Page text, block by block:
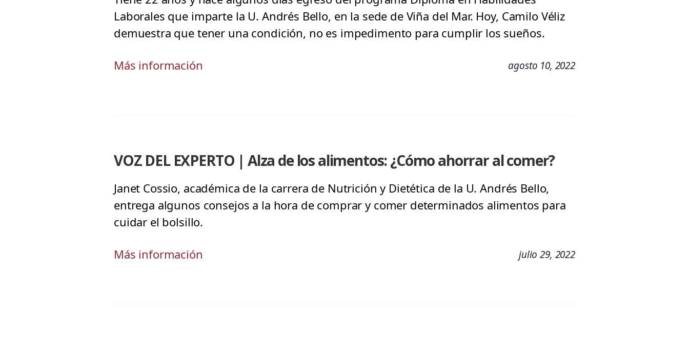
Laborales que imparte la U. Andrés Bello, en la sede de Viña del Mar. Hoy, Camilo Véliz
demuestra que tener una condición, no es impedimento para cumplir los sueños.
Más información agosto 10, 2022
VOZ DEL EXPERTO | Alza de los alimentos: ¿Cómo ahorrar al comer?
Janet Cossio, académica de la carrera de Nutrición y Dietética de la U. Andrés Bello,
entrega algunos consejos a la hora de comprar y comer determinados alimentos para
cuidar el bolsillo.
Más información julio 29, 2022